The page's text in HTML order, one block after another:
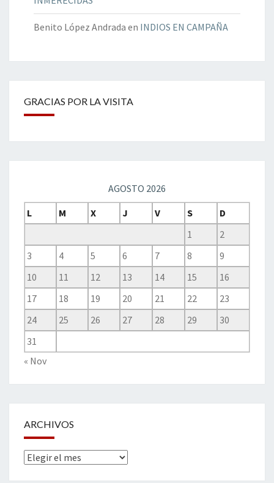
Benito López Andrada en INDIOS EN CAMPAÑA
GRACIAS POR LA VISITA
AGOSTO 2026
L
M X J V S
D
1
2
3
4 5 6 7 8
9
10
11 12 13 14 15
16
17
18 19 20 21 22
23
24
25 26 27 28 29
30
31
« Nov
ARCHIVOS
Archivos